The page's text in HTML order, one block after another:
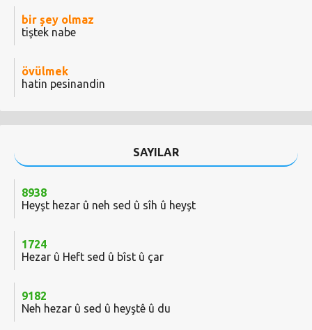
bir şey olmaz
tiştek nabe
övülmek
hatin pesinandin
SAYILAR
8938
Heyşt hezar û neh sed û sîh û heyşt
1724
Hezar û Heft sed û bîst û çar
9182
Neh hezar û sed û heyştê û du